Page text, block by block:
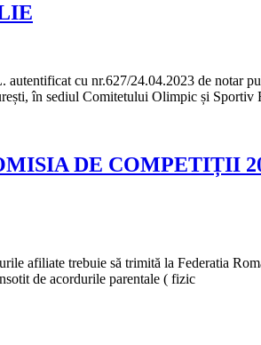
cu nr.627/24.04.2023 de notar
în sediul Comitetului Olimpic și Sportiv
DE COMPETIȚII
afiliate trebuie să trimită la Federatia
de acordurile parentale ( fizic